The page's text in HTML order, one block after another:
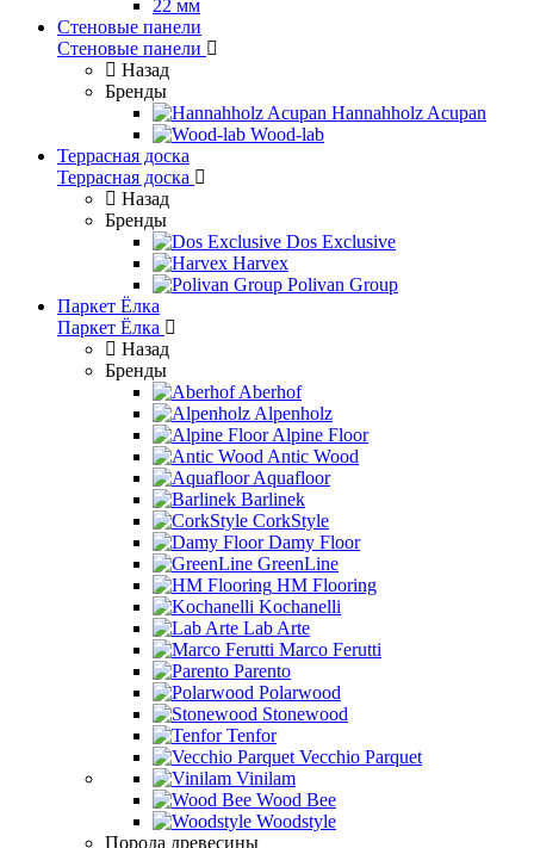
22 мм
Стеновые панели
Стеновые панели
Назад
Бренды
Hannahholz Acupan
Wood-lab
Террасная доска
Террасная доска
Назад
Бренды
Dos Exclusive
Harvex
Polivan Group
Паркет Ёлка
Паркет Ёлка
Назад
Бренды
Aberhof
Alpenholz
Alpine Floor
Antic Wood
Aquafloor
Barlinek
CorkStyle
Damy Floor
GreenLine
HM Flooring
Kochanelli
Lab Arte
Marco Ferutti
Parento
Polarwood
Stonewood
Tenfor
Vecchio Parquet
Vinilam
Wood Bee
Woodstyle
Порода древесины